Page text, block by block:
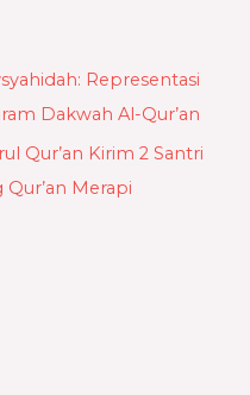
Representasi
Dakwah Al-Qur’an
Qur’an Kirim 2 Santri
Merapi